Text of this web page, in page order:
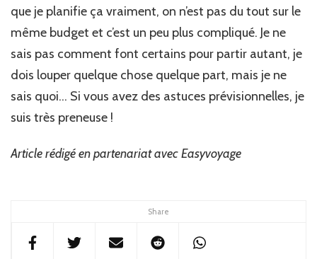
Share
que je planifie ça vraiment, on n’est pas du tout sur le
même budget et c’est un peu plus compliqué. Je ne
sais pas comment font certains pour partir autant, je
dois louper quelque chose quelque part, mais je ne
sais quoi… Si vous avez des astuces prévisionnelles, je
suis très preneuse !
Article rédigé en partenariat avec Easyvoyage